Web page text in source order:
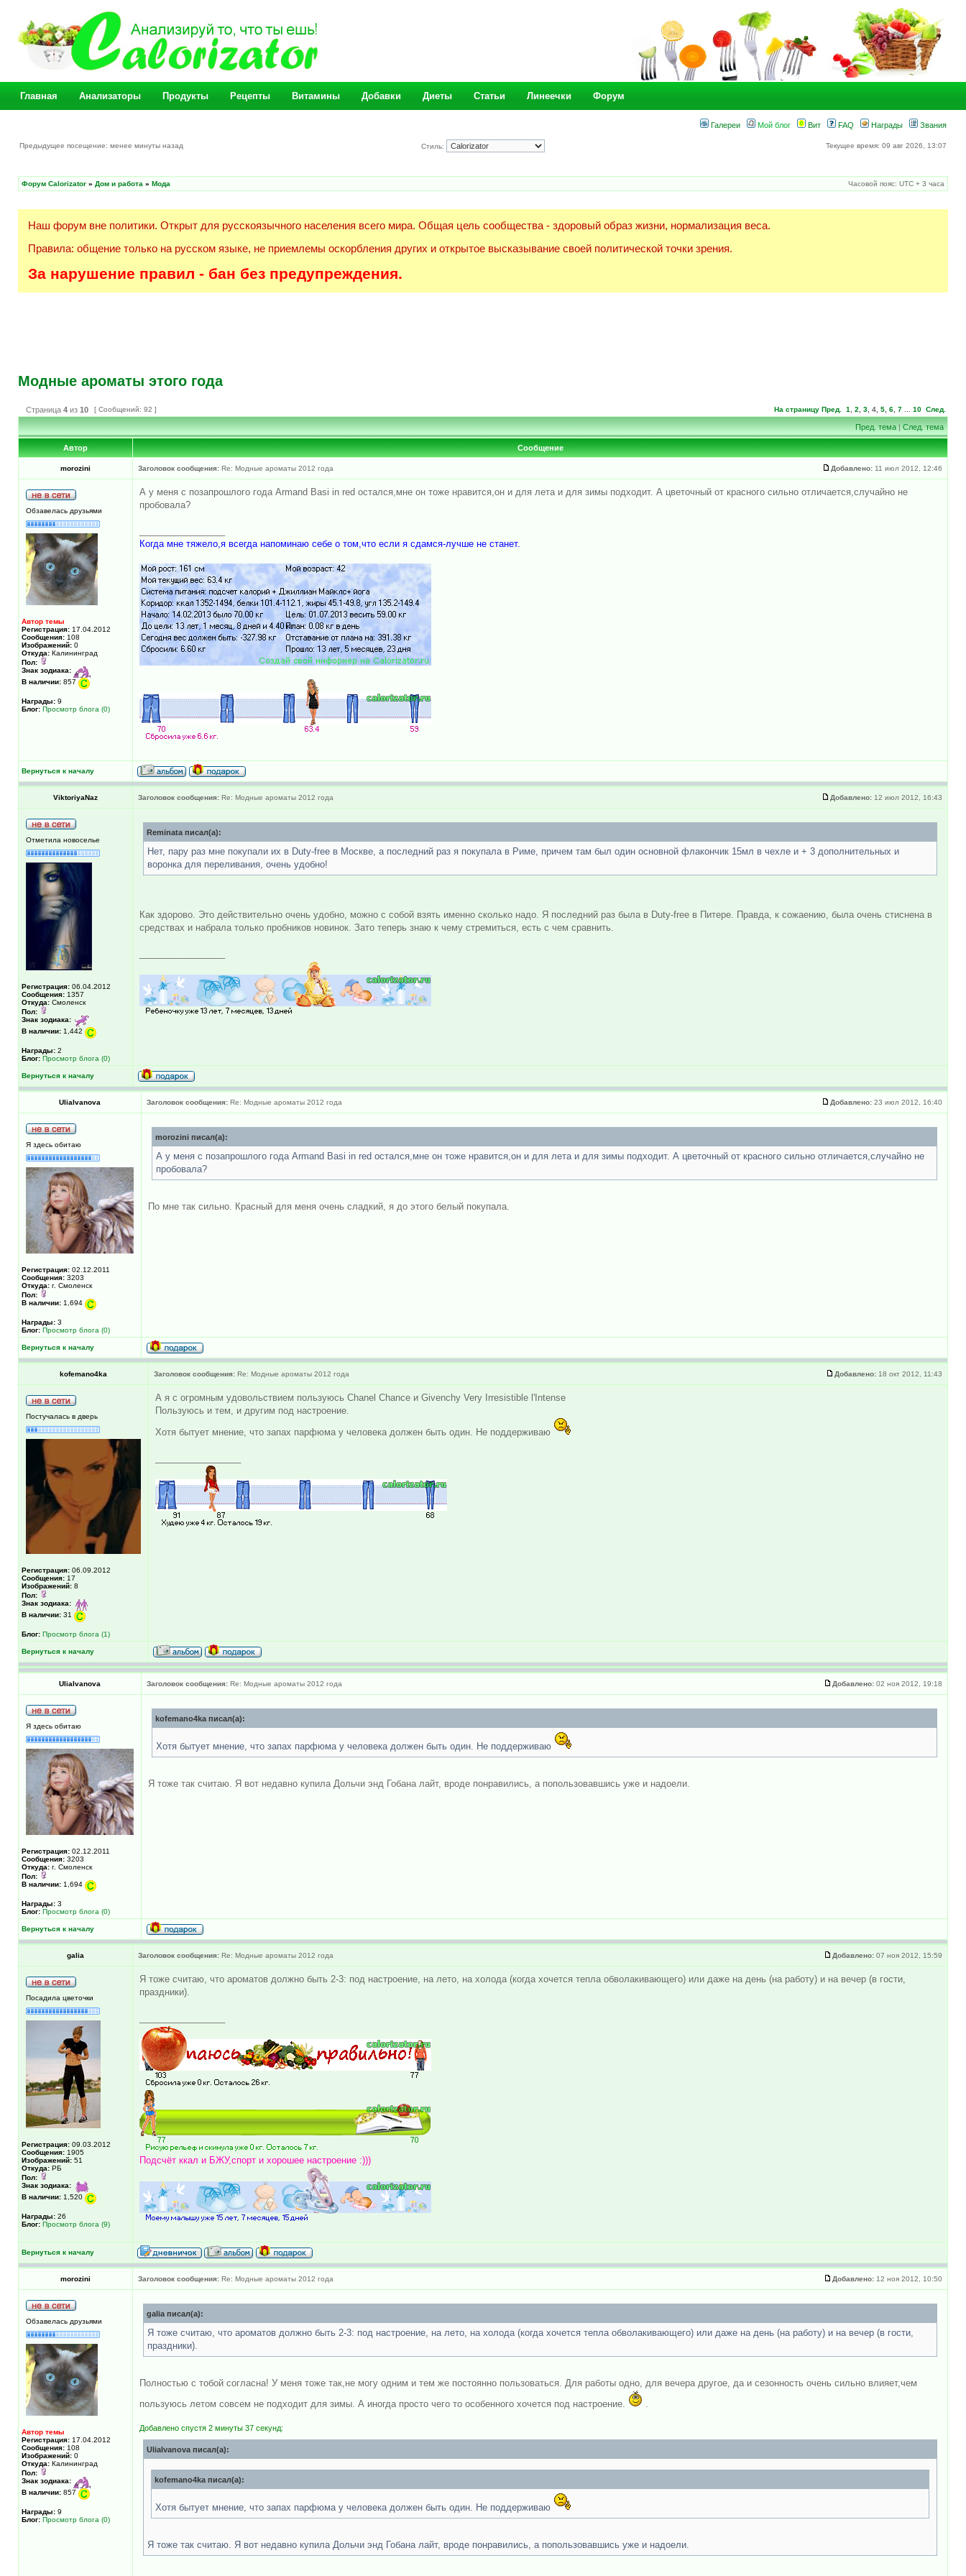
Главная Анализаторы Продукты Рецепты Витамины Добавки Диеты Статьи Линеечки Форум
Галереи Мой блог Вит FAQ Награды Звания
Предыдущее посещение: менее минуты назад Стиль: Текущее время: 09 авг 2026, 13:07
Форум Calorizator » Дом и работа » Мода Часовой пояс: UTC + 3 часа
Наш форум вне политики. Открыт для русскоязычного населения всего мира. Общая цель сообщества - здоровый образ жизни, нормализация веса.
Правила: общение только на русском языке, не приемлемы оскорбления других и открытое высказывание своей политической точки зрения.
За нарушение правил - бан без предупреждения.
Модные ароматы этого года
Страница 4 из 10 [ Сообщений: 92 ] На страницу Пред. 1 2 3 4 5 6 7 10 След.
Пред. тема|След. тема
Автор Сообщение
morozini Заголовок сообщения: Re: Модные ароматы 2012 года Добавлено: 11 июл 2012, 12:46
Обзавелась друзьями
Автор темы
Регистрация: 17.04.2012
Сообщения: 108
Изображений: 0
Откуда: Калининград
Пол:
Знак зодиака:
В наличии: 857
Награды: 9
Блог: Просмотр блога (0)
А у меня с позапрошлого года Аrmand Basi in red остался,мне он тоже нравится,он и для лета и для зимы подходит. А цветочный от красного сильно отличается,случайно не
пробовала?
Когда мне тяжело,я всегда напоминаю себе о том,что если я сдамся-лучше не станет.
Вернуться к началу
ViktoriyaNaz Заголовок сообщения: Re: Модные ароматы 2012 года Добавлено: 12 июл 2012, 16:43
Отметила новоселье
Регистрация: 06.04.2012
Сообщения: 1357
Откуда: Смоленск
Пол:
Знак зодиака:
В наличии: 1,442
Награды: 2
Блог: Просмотр блога (0)
Reminata писал(а):
Нет, пару раз мне покупали их в Duty-free в Москве, а последний раз я покупала в Риме, причем там был один основной флакончик 15мл в чехле и + 3 дополнительных и
воронка для переливания, очень удобно!
Как здорово. Это действительно очень удобно, можно с собой взять именно сколько надо. Я последний раз была в Duty-free в Питере. Правда, к сожаению, была очень стиснена в
средствах и набрала только пробников новинок. Зато теперь знаю к чему стремиться, есть с чем сравнить.
Вернуться к началу
UliaIvanova Заголовок сообщения: Re: Модные ароматы 2012 года Добавлено: 23 июл 2012, 16:40
Я здесь обитаю
Регистрация: 02.12.2011
Сообщения: 3203
Откуда: г. Смоленск
Пол:
В наличии: 1,694
Награды: 3
Блог: Просмотр блога (0)
morozini писал(а):
А у меня с позапрошлого года Аrmand Basi in red остался,мне он тоже нравится,он и для лета и для зимы подходит. А цветочный от красного сильно отличается,случайно не
пробовала?
По мне так сильно. Красный для меня очень сладкий, я до этого белый покупала.
Вернуться к началу
kofemano4ka Заголовок сообщения: Re: Модные ароматы 2012 года Добавлено: 18 окт 2012, 11:43
Постучалась в дверь
Регистрация: 06.09.2012
Сообщения: 17
Изображений: 8
Пол:
Знак зодиака:
В наличии: 31
Блог: Просмотр блога (1)
А я с огромным удовольствием пользуюсь Chanel Chance и Givenchy Very Irresistible l'Intense
Пользуюсь и тем, и другим под настроение.
Хотя бытует мнение, что запах парфюма у человека должен быть один. Не поддерживаю
Вернуться к началу
UliaIvanova Заголовок сообщения: Re: Модные ароматы 2012 года Добавлено: 02 ноя 2012, 19:18
Я здесь обитаю
Регистрация: 02.12.2011
Сообщения: 3203
Откуда: г. Смоленск
Пол:
В наличии: 1,694
Награды: 3
Блог: Просмотр блога (0)
kofemano4ka писал(а):
Хотя бытует мнение, что запах парфюма у человека должен быть один. Не поддерживаю
Я тоже так считаю. Я вот недавно купила Дольчи энд Гобана лайт, вроде понравились, а попользовавшись уже и надоели.
Вернуться к началу
galia Заголовок сообщения: Re: Модные ароматы 2012 года Добавлено: 07 ноя 2012, 15:59
Посадила цветочки
Регистрация: 09.03.2012
Сообщения: 1905
Изображений: 51
Откуда: РБ
Пол:
Знак зодиака:
В наличии: 1,520
Награды: 26
Блог: Просмотр блога (9)
Я тоже считаю, что ароматов должно быть 2-3: под настроение, на лето, на холода (когда хочется тепла обволакивающего) или даже на день (на работу) и на вечер (в гости,
праздники).
Подсчёт ккал и БЖУ,спорт и хорошее настроение :)))
Вернуться к началу
morozini Заголовок сообщения: Re: Модные ароматы 2012 года Добавлено: 12 ноя 2012, 10:50
Обзавелась друзьями
Автор темы
Регистрация: 17.04.2012
Сообщения: 108
Изображений: 0
Откуда: Калининград
Пол:
Знак зодиака:
В наличии: 857
Награды: 9
Блог: Просмотр блога (0)
galia писал(а):
Я тоже считаю, что ароматов должно быть 2-3: под настроение, на лето, на холода (когда хочется тепла обволакивающего) или даже на день (на работу) и на вечер (в гости,
праздники).
Полностью с тобой согласна! У меня тоже так,не могу одним и тем же постоянно пользоваться. Для работы одно, для вечера другое, да и сезонность очень сильно влияет,чем
пользуюсь летом совсем не подходит для зимы. А иногда просто чего то особенного хочется под настроение.
Добавлено спустя 2 минуты 37 секунд:
UliaIvanova писал(а):
kofemano4ka писал(а):
Хотя бытует мнение, что запах парфюма у человека должен быть один. Не поддерживаю
Я тоже так считаю. Я вот недавно купила Дольчи энд Гобана лайт, вроде понравились, а попользовавшись уже и надоели.